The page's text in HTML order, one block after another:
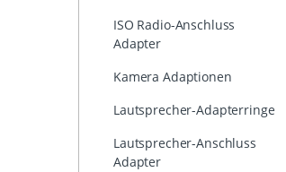
ISO Radio-Anschluss
Adapter
Kamera Adaptionen
Lautsprecher-Adapterringe
Lautsprecher-Anschluss
Adapter